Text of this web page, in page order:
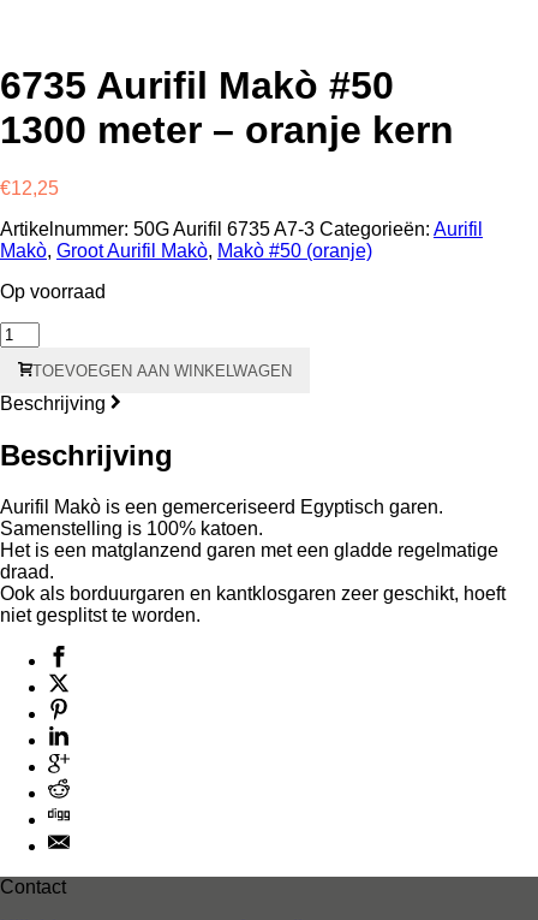
6735 Aurifil Makò #50
1300 meter – oranje kern
€12,25
Artikelnummer: 50G Aurifil 6735 A7-3 Categorieën: Aurifil
Makò, Groot Aurifil Makò, Makò #50 (oranje)
Op voorraad
6735
Aurifil
Makò
#50
-
kern
aantal
TOEVOEGEN AAN WINKELWAGEN
Beschrijving
Beschrijving
Aurifil Makò is een gemerceriseerd Egyptisch garen.
Samenstelling is 100% katoen.
Het is een matglanzend garen met een gladde regelmatige
draad.
Ook als borduurgaren en kantklosgaren zeer geschikt, hoeft
niet gesplitst te worden.
Contact